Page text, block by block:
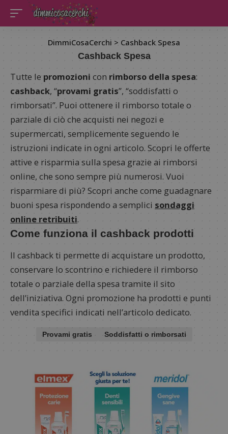
DimmiCosaCerchi > Cashback Spesa
Cashback Spesa
Tutte le promozioni con rimborso della spesa:
cashback, “provami gratis”, “soddisfatti o
rimborsati”. Puoi ottenere il rimborso totale o
parziale di ciò che acquisti nei negozi e
supermercati, semplicemente seguendo le
istruzioni indicate in ogni articolo. Scopri le offerte
attive e risparmia sulla spesa grazie ai rimborsi
online, che sono sempre più numerosi. Vuoi
risparmiare di più? Scopri anche come guadagnare
buoni spesa rispondendo a semplici sondaggi
online retribuiti.
Come funziona il cashback prodotti
Il cashback ti permette di acquistare un prodotto,
conservare lo scontrino e richiedere il rimborso
totale o parziale della spesa tramite il sito
dell’iniziativa. Ogni promozione ha prodotti e punti
vendita specifici indicati nell’articolo dedicato.
Provami gratis Soddisfatti o rimborsati